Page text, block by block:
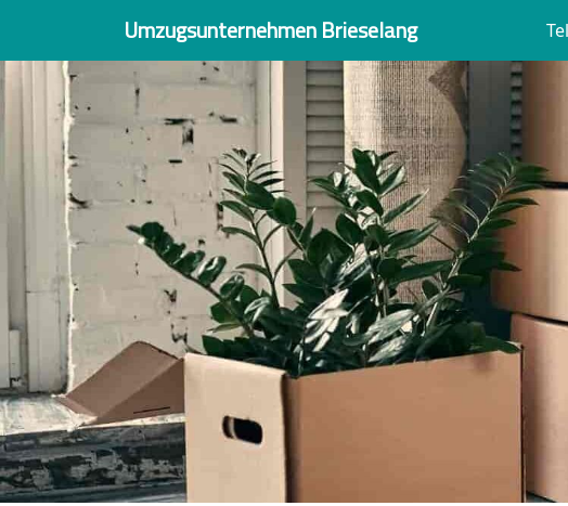
Umzugsunternehmen Brieselang